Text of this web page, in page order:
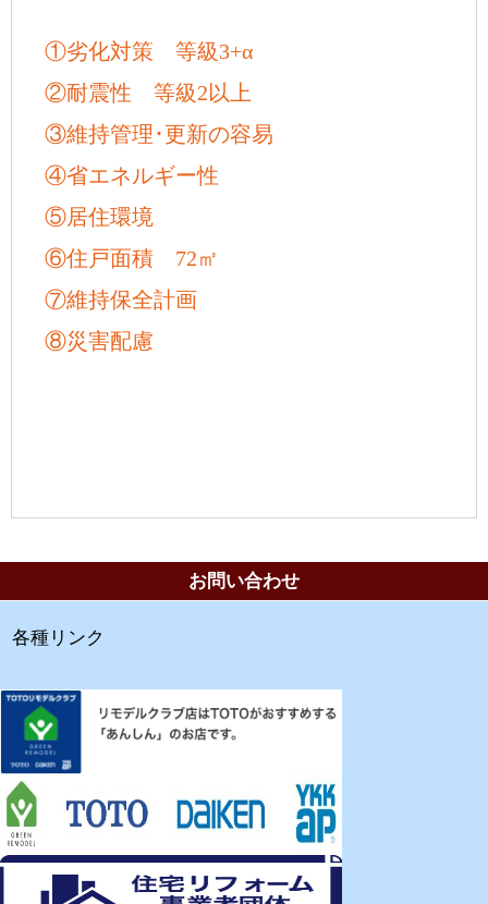
①劣化対策 等級3+α
②耐震性 等級2以上
③維持管理･更新の容易
④省エネルギー性
⑤居住環境
⑥住戸面積 72㎡
⑦維持保全計画
⑧災害配慮
お問い合わせ
各種リンク